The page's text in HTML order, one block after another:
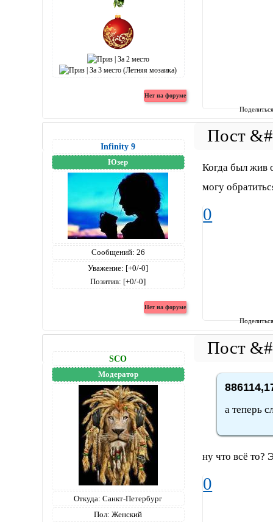
Infinity 9
Юзер
Сообщений: 26
Уважение: [+0/-0]
Позитив: [+0/-0]
Когда был жив
могу
0
SCO
Модератор
Откуда: Санкт-Петербург
Пол: Женский
а теперь
ну что всё то?
0